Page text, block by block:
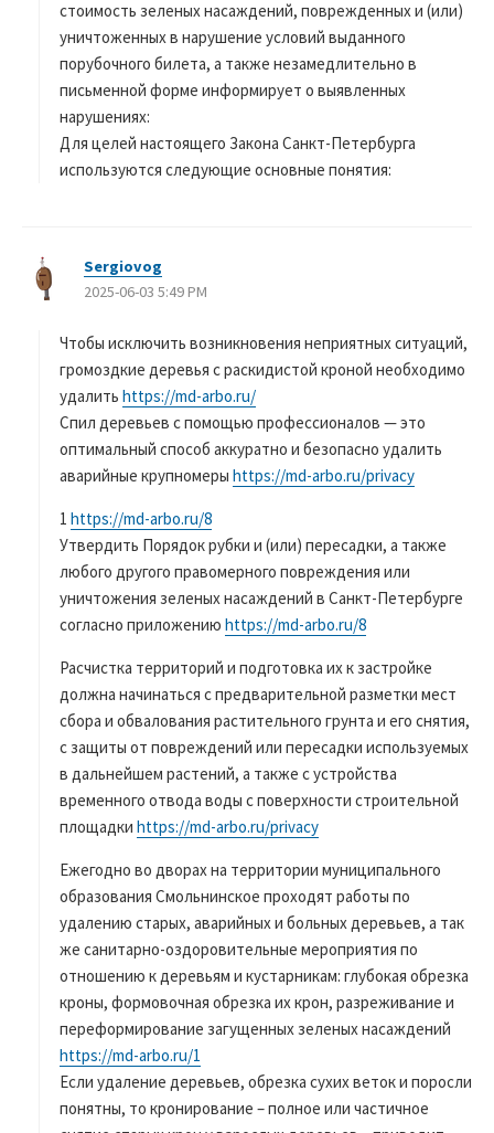
стоимость зеленых насаждений, поврежденных и (или)
уничтоженных в нарушение условий выданного
порубочного билета, а также незамедлительно в
письменной форме информирует о выявленных
нарушениях:
Для целей настоящего Закона Санкт-Петербурга
используются следующие основные понятия:
Sergiovog
り
2025-06-03 5:49 PM
Чтобы исключить возникновения неприятных ситуаций,
громоздкие деревья с раскидистой кроной необходимо
удалить https://md-arbo.ru/
Спил деревьев с помощью профессионалов — это
оптимальный способ аккуратно и безопасно удалить
аварийные крупномеры https://md-arbo.ru/privacy
1 https://md-arbo.ru/8
Утвердить Порядок рубки и (или) пересадки, а также
любого другого правомерного повреждения или
уничтожения зеленых насаждений в Санкт-Петербурге
согласно приложению https://md-arbo.ru/8
Расчистка территорий и подготовка их к застройке
должна начинаться с предварительной разметки мест
сбора и обвалования растительного грунта и его снятия,
с защиты от повреждений или пересадки используемых
в дальнейшем растений, а также с устройства
временного отвода воды с поверхности строительной
площадки https://md-arbo.ru/privacy
Ежегодно во дворах на территории муниципального
образования Смольнинское проходят работы по
удалению старых, аварийных и больных деревьев, а так
же санитарно-оздоровительные мероприятия по
отношению к деревьям и кустарникам: глубокая обрезка
кроны, формовочная обрезка их крон, разреживание и
переформирование загущенных зеленых насаждений
https://md-arbo.ru/1
Если удаление деревьев, обрезка сухих веток и поросли
понятны, то кронирование – полное или частичное